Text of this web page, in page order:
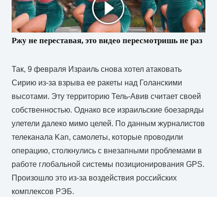
Ржу не переставая, это видео пересмотришь не раз
Так, 9 февраля Израиль снова хотел атаковать
Сирию из-за взрыва ее ракеты над Голанскими
высотами. Эту территорию Тель-Авив считает своей
собственностью. Однако все израильские боезаряды
улетели далеко мимо целей. По данным журналистов
телеканала Kan, самолеты, которые проводили
операцию, столкнулись с внезапными проблемами в
работе глобальной системы позиционирования GPS.
Произошло это из-за воздействия российских
комплексов РЭБ.